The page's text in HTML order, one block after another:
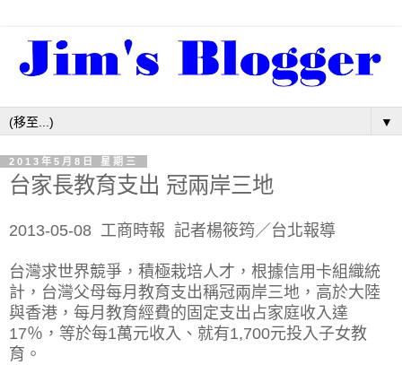
▼
2013年5月8日 星期三
台家長教育支出 冠兩岸三地
2013-05-08 工商時報 記者楊筱筠／台北報導
台灣求世界競爭，積極栽培人才，根據信用卡組織統
計，台灣父母每月教育支出稱冠兩岸三地，高於大陸
與香港，每月教育經費的固定支出占家庭收入達
17％，等於每1萬元收入、就有1,700元投入子女教
育。